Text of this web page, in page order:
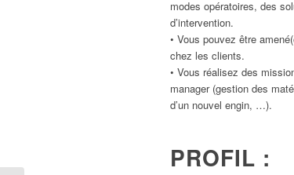
modes opératoires, des
d’intervention.
• Vous pouvez être
chez les clients.
• Vous réalisez des
manager (gestion des
d’un nouvel engin, …).
PROFIL :